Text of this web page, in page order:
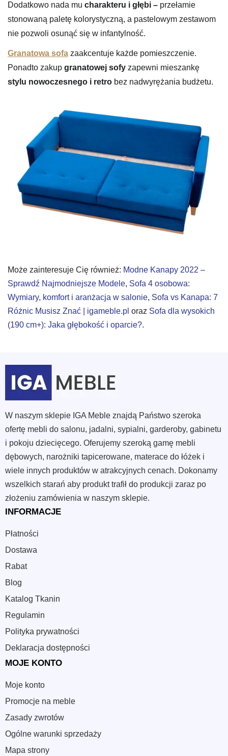
Dodatkowo nada mu charakteru i głębi – przełamie
stonowaną paletę kolorystyczną, a pastelowym zestawom
nie pozwoli osunąć się w infantylność.
Granatowa sofa zaakcentuje każde pomieszczenie.
Ponadto zakup granatowej sofy zapewni mieszankę
stylu nowoczesnego i retro bez nadwyrężania budżetu.
Może zainteresuje Cię również: Modne Kanapy 2022 –
Sprawdź Najmodniejsze Modele, Sofa 4 osobowa:
Wymiary, komfort i aranżacja w salonie, Sofa vs Kanapa: 7
Różnic Musisz Znać | igameble.pl oraz Sofa dla wysokich
(190 cm+): Jaka głębokość i oparcie?.
W naszym sklepie IGA Meble znajdą Państwo szeroka
ofertę mebli do salonu, jadalni, sypialni, garderoby, gabinetu
i pokoju dziecięcego. Oferujemy szeroką gamę mebli
dębowych, narożniki tapicerowane, materace do łóżek i
wiele innych produktów w atrakcyjnych cenach. Dokonamy
wszelkich starań aby produkt trafił do produkcji zaraz po
złożeniu zamówienia w naszym sklepie.
INFORMACJE
Płatności
Dostawa
Rabat
Blog
Katalog Tkanin
Regulamin
Polityka prywatności
Deklaracja dostępności
MOJE KONTO
Moje konto
Promocje na meble
Zasady zwrotów
Ogólne warunki sprzedaży
Mapa strony